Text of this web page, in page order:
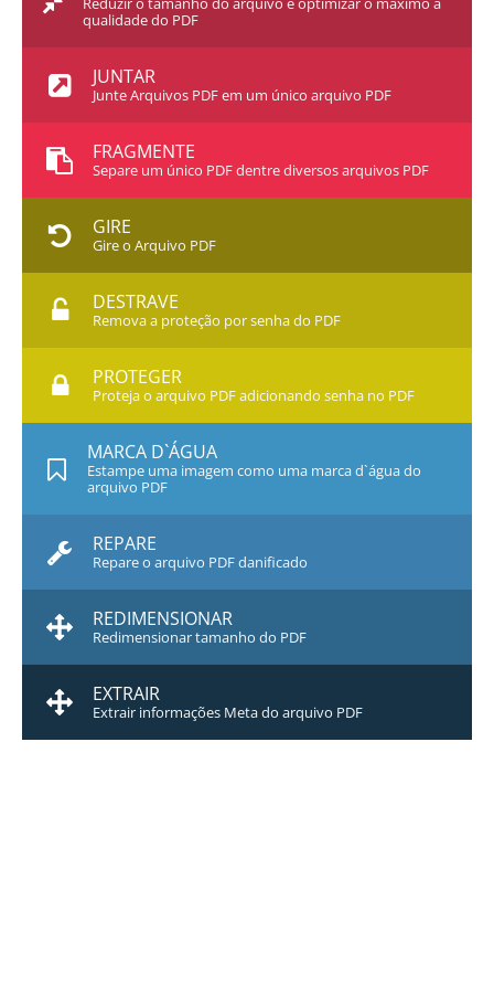
qualidade do PDF
JUNTAR
Junte Arquivos PDF em um único arquivo PDF
FRAGMENTE
Separe um único PDF dentre diversos arquivos PDF
GIRE
Gire o Arquivo PDF
DESTRAVE
Remova a proteção por senha do PDF
PROTEGER
Proteja o arquivo PDF adicionando senha no PDF
MARCA D`ÁGUA
Estampe uma imagem como uma marca d`água do
arquivo PDF
REPARE
Repare o arquivo PDF danificado
REDIMENSIONAR
Redimensionar tamanho do PDF
EXTRAIR
Extrair informações Meta do arquivo PDF